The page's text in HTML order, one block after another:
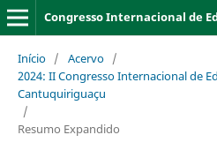
Início / Acervo /
2024: II Congresso Internacional de
Cantuquiriguaçu
/
Resumo Expandido